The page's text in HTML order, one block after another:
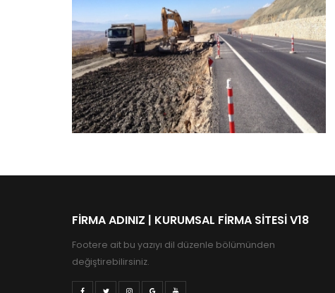
Çankaya / Ankara
FIRMA ADINIZ | KURUMSAL FIRMA SITESI V18
Footere ait bu yazıyı dil düzenle bölümünden
değiştirebilirsiniz.